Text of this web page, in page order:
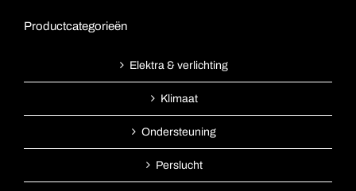
Productcategorieën
Elektra & verlichting
Klimaat
Ondersteuning
Perslucht